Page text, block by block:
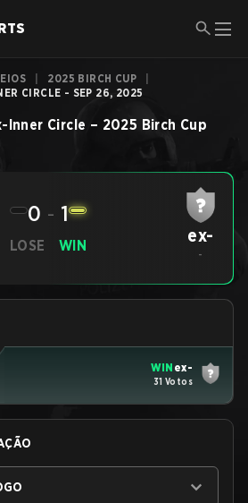
2025 BIRCH CUP
CIRCLE - SEP 26, 2025
Inner Circle – 2025 Birch Cup
LOSE
0 - 1
WIN ex-
-
WIN ex-
31 Votos